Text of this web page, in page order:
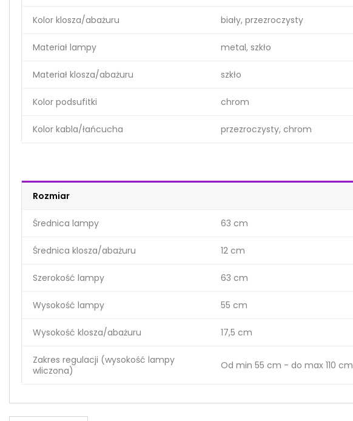
Kolor klosza/abażuru biały, przezroczysty
Materiał lampy metal, szkło
Materiał klosza/abażuru szkło
Kolor podsufitki chrom
Kolor kabla/łańcucha przezroczysty, chrom
Rozmiar
Średnica lampy 63 cm
Średnica klosza/abażuru 12 cm
Szerokość lampy 63 cm
Wysokość lampy 55 cm
Wysokość klosza/abażuru 17,5 cm
Zakres regulacji (wysokość lampy
wliczona)
Od min 55 cm - do max 110 cm